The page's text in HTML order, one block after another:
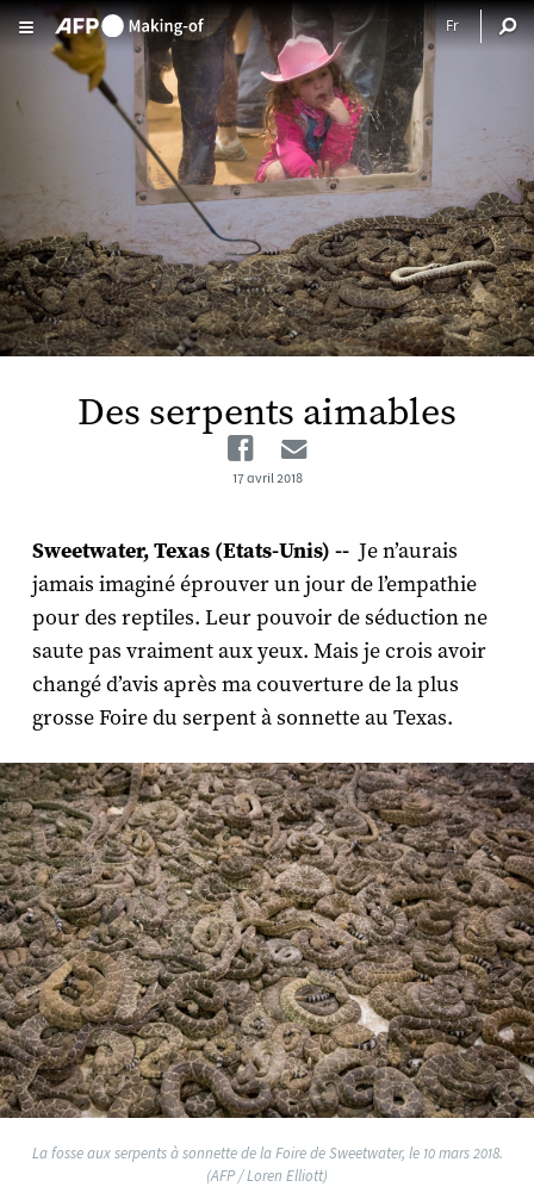
Aller au contenu principal
Des serpents aimables
Facebook
17 avril 2018
Sweetwater, Texas (Etats-Unis) -- Je n’aurais
jamais imaginé éprouver un jour de l’empathie
pour des reptiles. Leur pouvoir de séduction ne
saute pas vraiment aux yeux. Mais je crois avoir
changé d’avis après ma couverture de la plus
grosse Foire du serpent à sonnette au Texas.
La fosse aux serpents à sonnette de la Foire de Sweetwater, le 10 mars 2018.
(AFP / Loren Elliott)